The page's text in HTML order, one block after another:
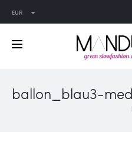
EUR
ballon_blau3-